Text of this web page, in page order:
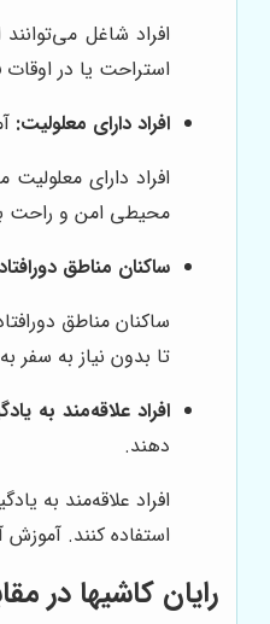
افراد شاغل
استراحت یا در
افراد دارای معلولیت:
افراد دارای
محیطی امن و راحت
ساکنان مناطق
ساکنان مناطق
تا بدون نیاز به سفر
افراد علاقه‌مند به
دهند.
افراد علاقه‌مند به
استفاده کنند.
رایان کاشیها در